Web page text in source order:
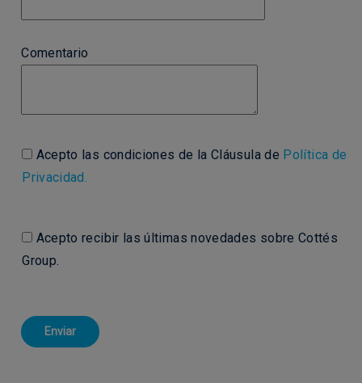
Comentario
Acepto las condiciones de la Cláusula de Política de
Privacidad.
Acepto recibir las últimas novedades sobre Cottés
Group.